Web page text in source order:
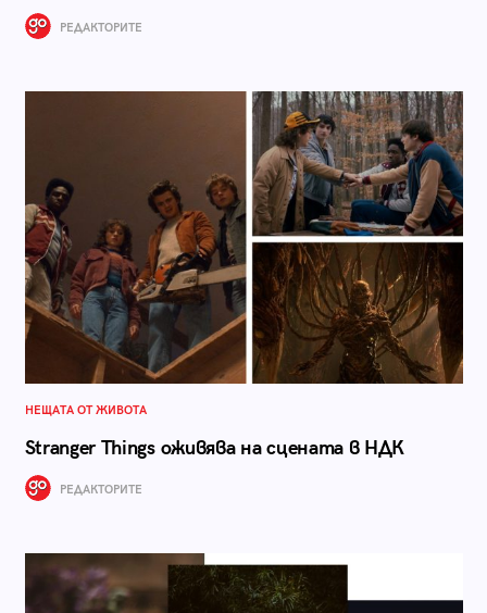
РЕДАКТОРИТЕ
НЕЩАТА ОТ ЖИВОТА
Stranger Things оживява на сцената в НДК
РЕДАКТОРИТЕ